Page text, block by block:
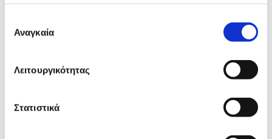
συγκατάθεσης
Αναγκαία
Λειτουργικότητας
Στατιστικά